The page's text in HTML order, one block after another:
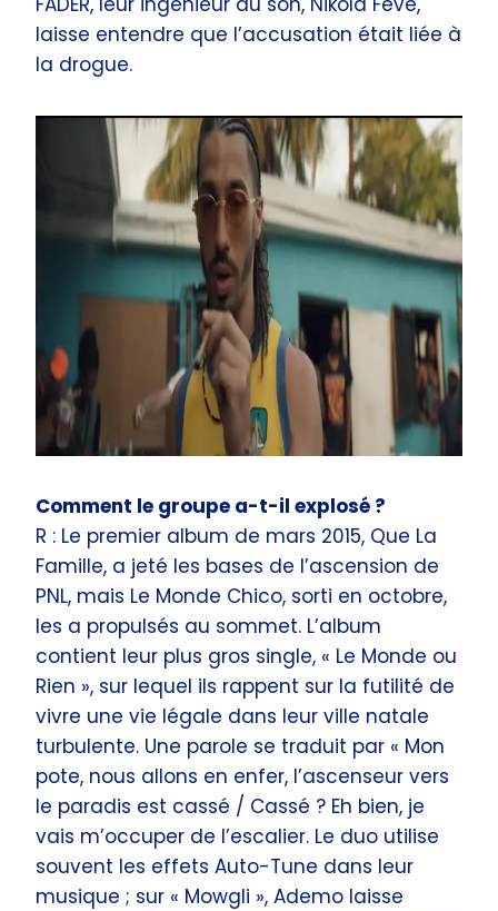
laisse entendre que l’accusation était liée à
la drogue.
Comment le groupe a-t-il explosé ?
R : Le premier album de mars 2015, Que La
Famille, a jeté les bases de l’ascension de
PNL, mais Le Monde Chico, sorti en octobre,
les a propulsés au sommet. L’album
contient leur plus gros single, « Le Monde ou
Rien », sur lequel ils rappent sur la futilité de
vivre une vie légale dans leur ville natale
turbulente. Une parole se traduit par « Mon
pote, nous allons en enfer, l’ascenseur vers
le paradis est cassé / Cassé ? Eh bien, je
vais m’occuper de l’escalier. Le duo utilise
souvent les effets Auto-Tune dans leur
musique ; sur « Mowgli », Ademo laisse